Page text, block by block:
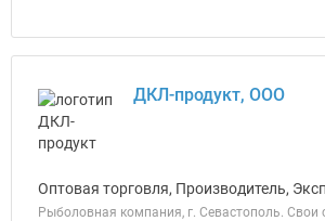
ДКЛ-продукт, ООО
Оптовая торговля, Производитель,
Рыболовная компания, г. Севастополь. Свои